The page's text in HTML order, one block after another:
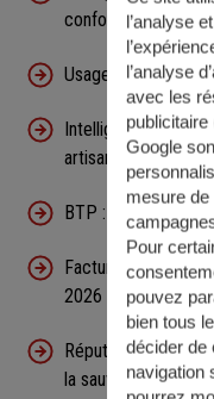
conformité ?
Usages de
Intelligence
artisans
BTP : 5 avantages
Facture
2026 ?
Réputation de
la sauvegarder ?
l’analyse
l’analyse
avec les
publicitaire
Google
mesure
Pour
pouvez
bien tous
décider de
navigation